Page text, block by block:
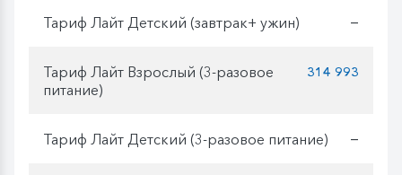
Тариф Лайт Детский (завтрак+ ужин) —
Тариф Лайт Взрослый (3-разовое
питание)
314 993
Тариф Лайт Детский (3-разовое питание) —